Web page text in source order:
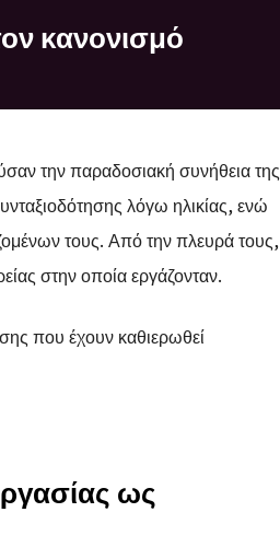
κανονισμό
την παραδοσιακή συνήθεια της
λόγω ηλικίας, ενώ
τους. Από την πλευρά τους,
στην οποία εργάζονταν.
που έχουν καθιερωθεί
ως